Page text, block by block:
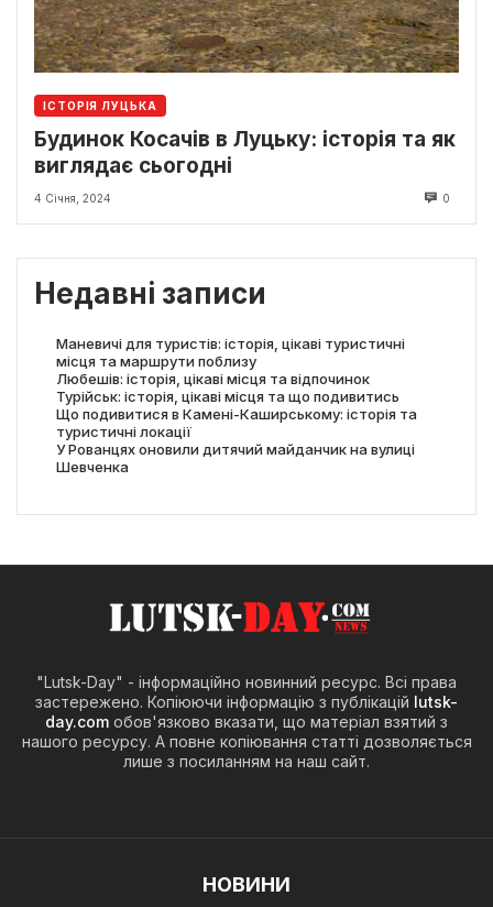
ІСТОРІЯ ЛУЦЬКА
Будинок Косачів в Луцьку: історія та як
виглядає сьогодні
4 Січня, 2024 0
Недавні записи
Маневичі для туристів: історія, цікаві туристичні
місця та маршрути поблизу
Любешів: історія, цікаві місця та відпочинок
Турійськ: історія, цікаві місця та що подивитись
Що подивитися в Камені-Каширському: історія та
туристичні локації
У Рованцях оновили дитячий майданчик на вулиці
Шевченка
"Lutsk-Day" - інформаційно новинний ресурс. Всі права
застережено. Копіюючи інформацію з публікацій lutsk-
day.com обов'язково вказати, що матеріал взятий з
нашого ресурсу. А повне копіювання статті дозволяється
лише з посиланням на наш сайт.
НОВИНИ